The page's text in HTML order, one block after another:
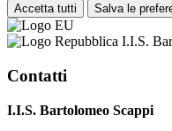
Accetta tutti Salva le
I.I.S.
Contatti
I.I.S. Bartolomeo Scappi